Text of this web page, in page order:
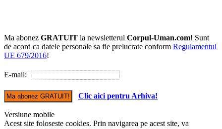
Ma abonez GRATUIT la newsletterul Corpul-Uman.com! Sunt
de acord ca datele personale sa fie prelucrate conform Regulamentul
UE 679/2016!
E-mail:
Clic aici pentru Arhiva!
Versiune mobile
Acest site foloseste cookies. Prin navigarea pe acest site, va